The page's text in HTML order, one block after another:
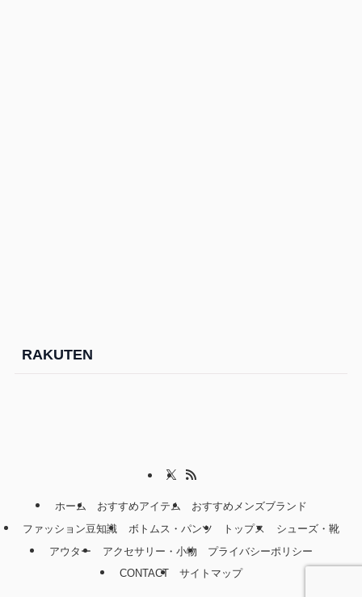
RAKUTEN
ホーム おすすめアイテム
おすすめメンズブランド
ファッション豆知識
ボトムス・パンツ トップス
シューズ・靴
アウター
アクセサリー・小物
プライバシーポリシー
CONTACT
サイトマップ